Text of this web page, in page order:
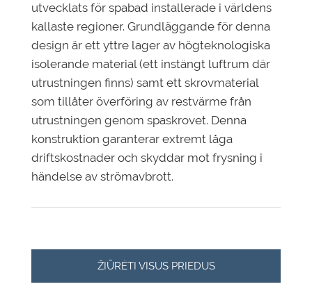
utvecklats för spabad installerade i världens
kallaste regioner. Grundläggande för denna
design är ett yttre lager av högteknologiska
isolerande material (ett instängt luftrum där
utrustningen finns) samt ett skrovmaterial
som tillåter överföring av restvärme från
utrustningen genom spaskrovet. Denna
konstruktion garanterar extremt låga
driftskostnader och skyddar mot frysning i
händelse av strömavbrott.
ŽIŪRĖTI VISUS PRIEDUS